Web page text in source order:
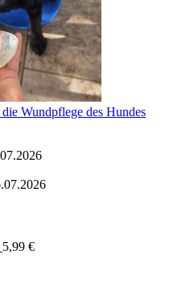
Wundpflege des Hundes
5,99 €